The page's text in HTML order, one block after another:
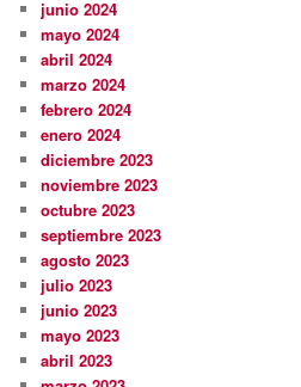
junio 2024
mayo 2024
abril 2024
marzo 2024
febrero 2024
enero 2024
diciembre 2023
noviembre 2023
octubre 2023
septiembre 2023
agosto 2023
julio 2023
junio 2023
mayo 2023
abril 2023